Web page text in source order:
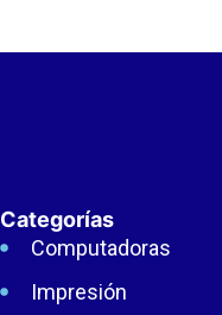
Categorías
Computadoras
Impresión